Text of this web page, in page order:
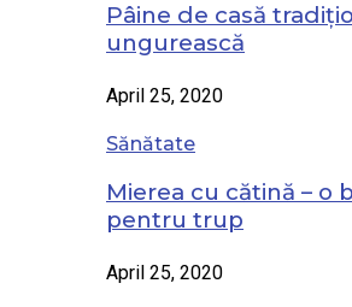
Pâine de casă
ungurească
April 25, 2020
Sănătate
Mierea cu cătină – o
pentru trup
April 25, 2020